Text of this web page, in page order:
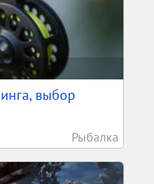
выбор
Рыбалка